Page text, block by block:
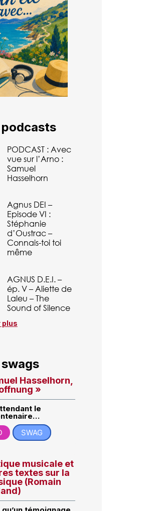
PODCAST : Avec
vue sur l’Arno :
Samuel
Hasselhorn
Agnus DEI –
Episode VI :
Stéphanie
d’Oustrac –
Connais-toi toi
même
AGNUS D.E.I. –
ép. V – Aliette de
Laleu – The
Sound of Silence
plus
Hasselhorn,
»
le
SWAG
musicale et
textes sur la
(Romain